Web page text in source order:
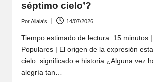
séptimo cielo’?
por
PorAllala's 14/07/2026
Tiempo estimado de lectura: 15 minutos
Populares | El origen de la expresión
cielo: significado e historia ¿Alguna vez
alegría tan…